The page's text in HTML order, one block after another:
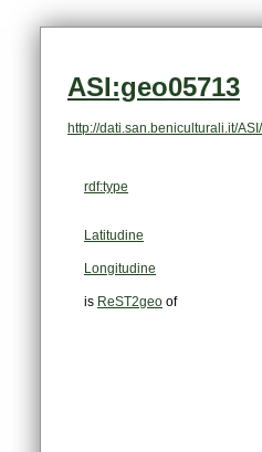
ASI:geo05713
http://dati.san.beniculturali.it/
rdf:type
Latitudine
Longitudine
is ReST2geo of